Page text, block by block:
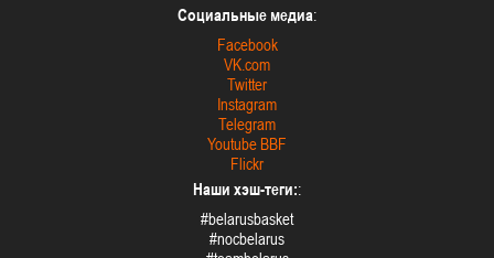
Социальные медиа:
Facebook
VK.com
Twitter
Instagram
Telegram
Youtube BBF
Flickr
Наши хэш-теги::
#belarusbasket
#nocbelarus